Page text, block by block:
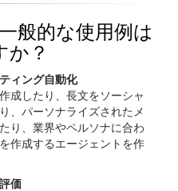
般的な使用例は
か？
ィング自動化
成したり、長文をソーシャ
、パーソナライズされたメ
り、業界やペルソナに合わ
作成するエージェントを作
価